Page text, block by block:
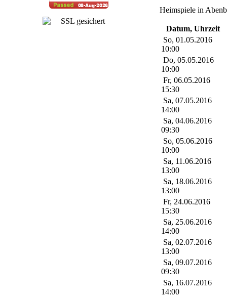
Heimspiele in
Datum, Uhrzeit
So, 01.05.2016
10:00
Do, 05.05.2016
10:00
Fr, 06.05.2016
15:30
Sa, 07.05.2016
14:00
Sa, 04.06.2016
09:30
So, 05.06.2016
10:00
Sa, 11.06.2016
13:00
Sa, 18.06.2016
13:00
Fr, 24.06.2016
15:30
Sa, 25.06.2016
14:00
Sa, 02.07.2016
13:00
Sa, 09.07.2016
09:30
Sa, 16.07.2016
14:00